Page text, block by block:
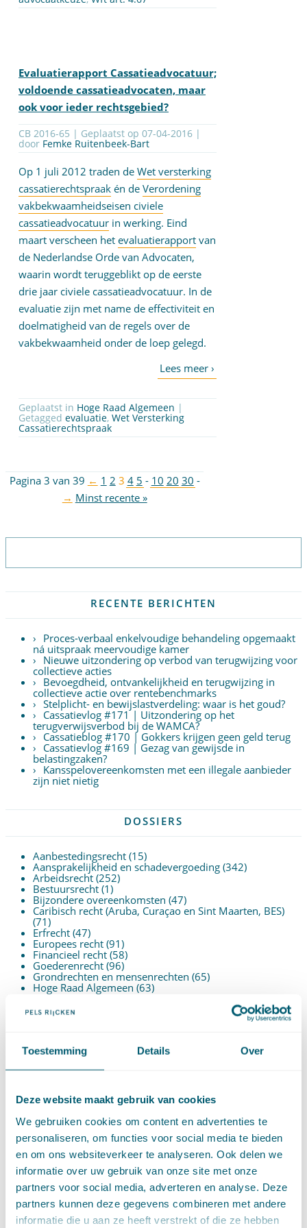
Toestemming Details Over
Deze website maakt gebruik van cookies
We gebruiken cookies om content en advertenties te
personaliseren, om functies voor social media te bieden
en om ons websiteverkeer te analyseren. Ook delen we
informatie over uw gebruik van onze site met onze
partners voor social media, adverteren en analyse. Deze
partners kunnen deze gegevens combineren met andere
informatie die u aan ze heeft verstrekt of die ze hebben
Evaluatierapport Cassatieadvocatuur;
voldoende cassatieadvocaten, maar
ook voor ieder rechtsgebied?
CB 2016-65 | Geplaatst op 07-04-2016 |
door Femke Ruitenbeek-Bart
Op 1 juli 2012 traden de Wet versterking
cassatierechtspraak én de Verordening
vakbekwaamheidseisen civiele
cassatieadvocatuur in werking. Eind
maart verscheen het evaluatierapport van
de Nederlandse Orde van Advocaten,
waarin wordt teruggeblikt op de eerste
drie jaar civiele cassatieadvocatuur. In de
evaluatie zijn met name de effectiviteit en
doelmatigheid van de regels over de
vakbekwaamheid onder de loep gelegd.
Geplaatst in Hoge Raad Algemeen
Getagged evaluatie, Wet Versterking
Cassatierechtspraak
Pagina 3 van 39 ← 1 2 3 4 5 - 10 20 30 -
→ Minst recente »
RECENTE BERICHTEN
Proces-verbaal enkelvoudige behandeling opgemaakt
ná uitspraak meervoudige kamer
Nieuwe uitzondering op verbod van terugwijzing voor
collectieve acties
Bevoegdheid, ontvankelijkheid en terugwijzing in
collectieve actie over rentebenchmarks
Stelplicht- en bewijslastverdeling: waar is het goud?
Cassatievlog #171 | Uitzondering op het
terugverwijsverbod bij de WAMCA?
Cassatieblog #170 | Gokkers krijgen geen geld terug
Cassatievlog #169 | Gezag van gewijsde in
belastingzaken?
Kansspelovereenkomsten met een illegale aanbieder
zijn niet nietig
DOSSIERS
Aanbestedingsrecht (15)
Aansprakelijkheid en schadevergoeding (342)
Arbeidsrecht (252)
Bestuursrecht (1)
Bijzondere overeenkomsten (47)
Caribisch recht (Aruba, Curaçao en Sint Maarten, BES)
(71)
Erfrecht (47)
Europees recht (91)
Financieel recht (58)
Goederenrecht (96)
Grondrechten en mensenrechten (65)
Hoge Raad Algemeen (63)
Huurrecht
(88)
Huwelijksvermogensrecht
Insolventierecht
Internationaal publiekrecht(25)
Ondernemingsrecht(104)
Onteigeningsrecht(72)
Overheidsrecht(183)
Pensioenrecht
Personen- en familierecht(220)
Prejudiciële uitspraken HvJEU(28)
(153)
Privacy -AVG(5)
Proces- en beslagrecht(906)
Verbintenissenrecht(323)
Vermogensrecht algemeen(94)